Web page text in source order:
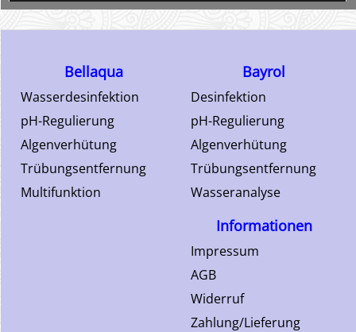
Multifunktion und Chlor als Tabletten oder Granulat
Bayrol
Desinfektion
pH-Regulierung
Algenverhütung
Trübungsentfernung
Wasseranalyse
Bellaqua
Wasserdesinfektion
pH-Regulierung
Algenverhütung
Trübungsentfernung
Multifunktion
Informationen
Impressum
AGB
Widerruf
Zahlung/Lieferung